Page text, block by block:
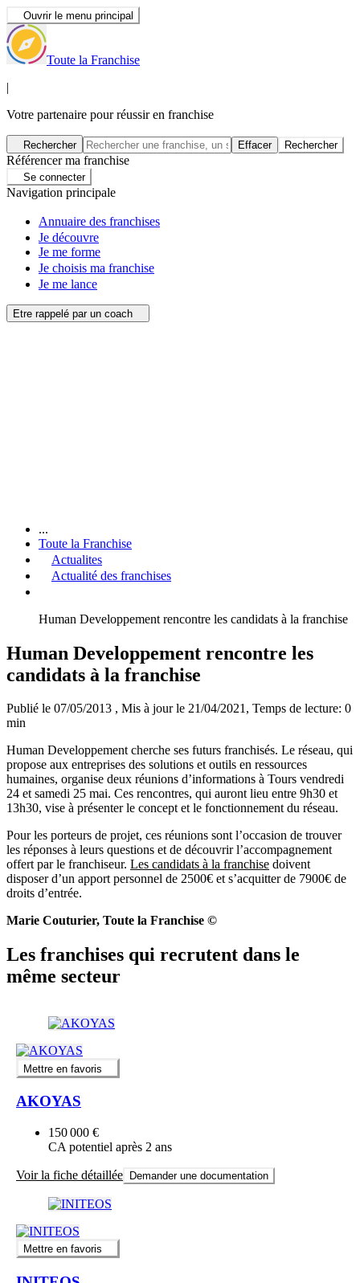
Ouvrir le menu principal
Toute la Franchise
|
Votre partenaire pour réussir en franchise
Rechercher Effacer Rechercher
Référencer ma franchise
Se connecter
Navigation principale
Annuaire des franchises
Je découvre
Je me forme
Je choisis ma franchise
Je me lance
Etre rappelé par un coach
...
Toute la Franchise
Actualites
Actualité des franchises
Human Developpement rencontre les candidats à la franchise
Human Developpement rencontre les
candidats à la franchise
Publié le 07/05/2013 , Mis à jour le 21/04/2021, Temps de lecture: 0
min
Human Developpement cherche ses futurs franchisés. Le réseau, qui
propose aux entreprises des solutions et outils en ressources
humaines, organise deux réunions d’informations à Tours vendredi
24 et samedi 25 mai. Ces rencontres, qui auront lieu entre 9h30 et
13h30, vise à présenter le concept et le fonctionnement du réseau.
Pour les porteurs de projet, ces réunions sont l’occasion de trouver
les réponses à leurs questions et de découvrir l’accompagnement
offert par le franchiseur. Les candidats à la franchise doivent
disposer d’un apport personnel de 2500€ et s’acquitter de 7900€ de
droits d’entrée.
Marie Couturier, Toute la Franchise ©
Les franchises qui recrutent dans le
même secteur
Mettre en favoris
AKOYAS
150 000 €
CA potentiel après 2 ans
Voir la fiche détaillée Demander une documentation
Mettre en favoris